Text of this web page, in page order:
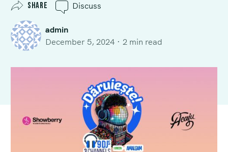
admin
December 5, 2024
2 min read
Share Discuss